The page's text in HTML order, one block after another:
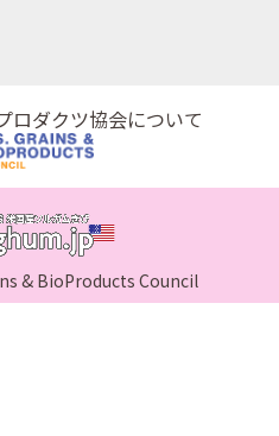
ロダクツ協会について
& BioProducts Council